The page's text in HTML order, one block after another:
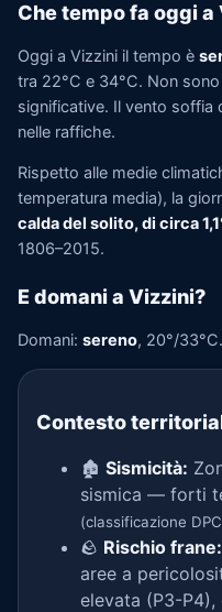
Che tempo fa oggi a
Oggi a Vizzini il tempo è
tra 22°C e 34°C. Non
significative. Il vento
nelle raffiche.
Rispetto alle medie
temperatura media), la
calda del solito, di circa
1806–2015.
E domani a Vizzini?
Domani: sereno, 20°/33°C.
Contesto
🏚️ Sismicità:
sismica — forti
(classificazione
🪨 Rischio frane:
aree a
elevata (P3-